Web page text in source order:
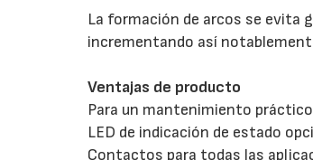
La formación de arcos se evita
incrementando así
Ventajas de producto
Para un mantenimiento práctico
LED de indicación de estado
Contactos para todas las